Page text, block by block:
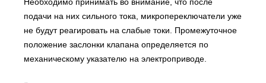
подачи на них сильного тока, микропереключатели уже
не будут реагировать на слабые токи. Промежуточное
положение заслонки клапана определяется по
механическому указателю на электроприводе.